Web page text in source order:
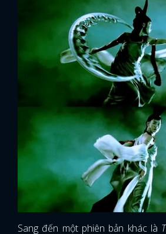
Sang đến một phiên bản khác là